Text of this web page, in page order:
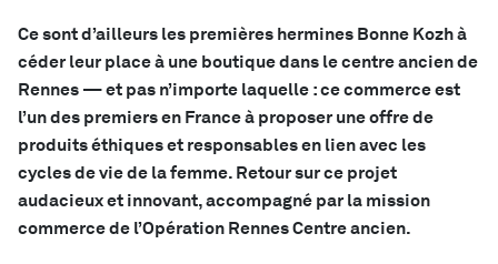
Ce sont d’ailleurs les premières hermines Bonne Kozh à
céder leur place à une boutique dans le centre ancien de
Rennes — et pas n’importe laquelle : ce commerce est
l’un des premiers en France à proposer une offre de
produits éthiques et responsables en lien avec les
cycles de vie de la femme. Retour sur ce projet
audacieux et innovant, accompagné par la mission
commerce de l’Opération Rennes Centre ancien.